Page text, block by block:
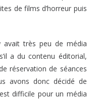
de films d’horreur puis
avait très peu de média
a du contenu éditorial,
réservation de séances
avons donc décidé de
difficile pour un média